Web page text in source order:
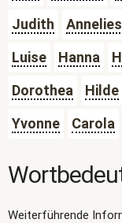
Judith
Luise
Hanna
Dorothea
Hilde
Yvonne
Carola
Weiterführende